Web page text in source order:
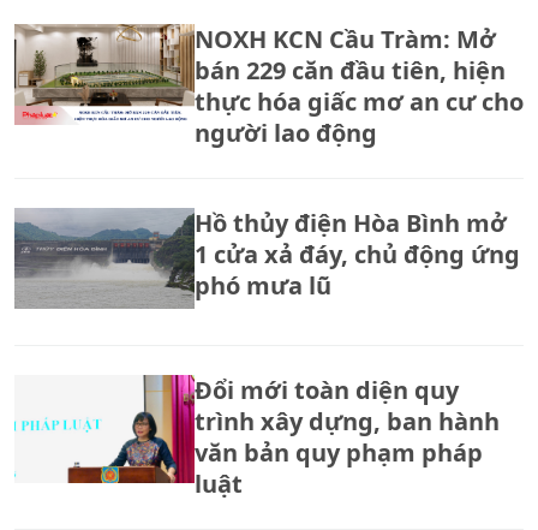
NOXH KCN Cầu Tràm: Mở
bán 229 căn đầu tiên, hiện
thực hóa giấc mơ an cư cho
người lao động
Hồ thủy điện Hòa Bình mở
1 cửa xả đáy, chủ động ứng
phó mưa lũ
Đổi mới toàn diện quy
trình xây dựng, ban hành
văn bản quy phạm pháp
luật